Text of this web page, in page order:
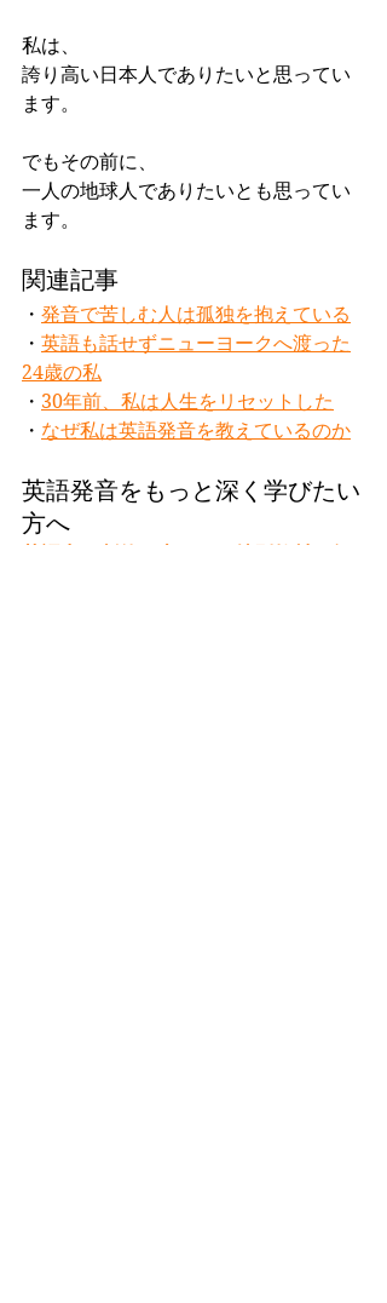
私は、
誇り高い日本人でありたいと思ってい
ます。
でもその前に、
一人の地球人でありたいとも思ってい
ます。
関連記事
・ 発音で苦しむ人は孤独を抱えている
・ 英語も話せずニューヨークへ渡った
24歳の私
・ 30年前、私は人生をリセットした
・ なぜ私は英語発音を教えているのか
英語発音をもっと深く学びたい
方へ